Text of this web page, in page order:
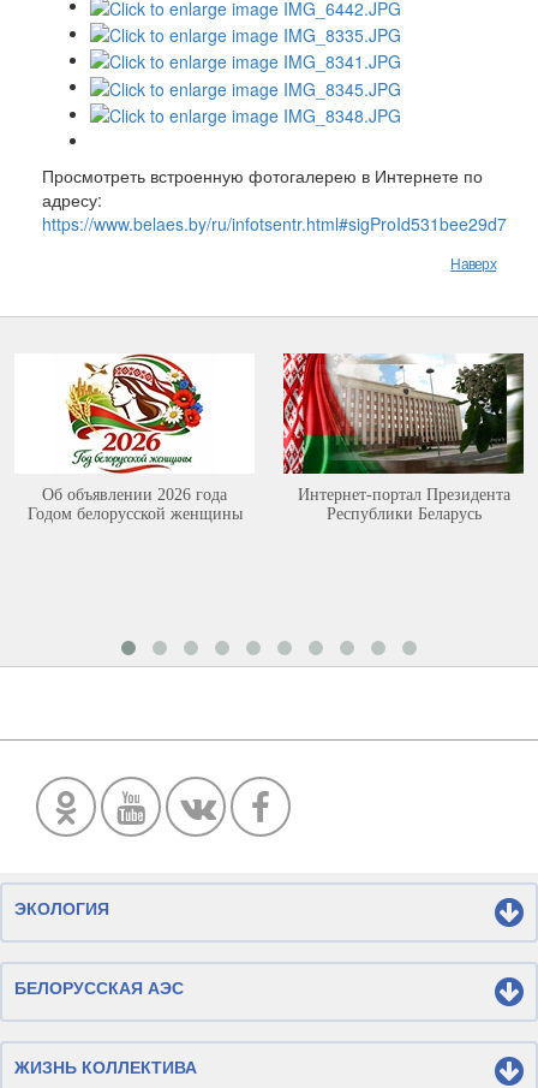
Просмотреть встроенную фотогалерею в Интернете по
адресу:
https://www.belaes.by/ru/infotsentr.html#sigProId531bee29d7
Наверх
Об объявлении 2026 года
Годом белорусской женщины
Интернет-портал Президента
Республики Беларусь
ЭКОЛОГИЯ
БЕЛОРУССКАЯ АЭС
ЖИЗНЬ КОЛЛЕКТИВА